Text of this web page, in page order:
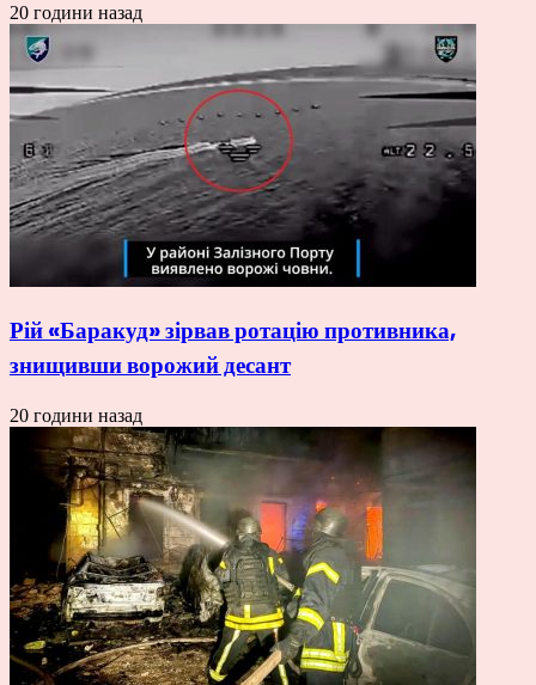
20 години назад
Рій «Баракуд» зірвав ротацію противника,
знищивши ворожий десант
20 години назад